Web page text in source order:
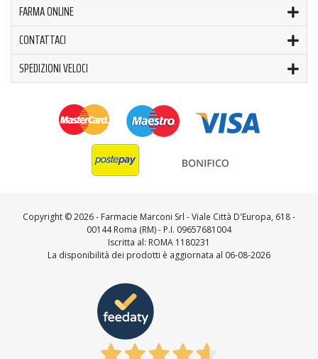
FARMA ONLINE
CONTATTACI
SPEDIZIONI VELOCI
Copyright ©2026 - Farmacie Marconi Srl - Viale Città D'Europa, 618 -
00144 Roma (RM) - P.I. 09657681004
Iscritta al: ROMA 1180231
La disponibilità dei prodotti è aggiornata al 06-08-2026